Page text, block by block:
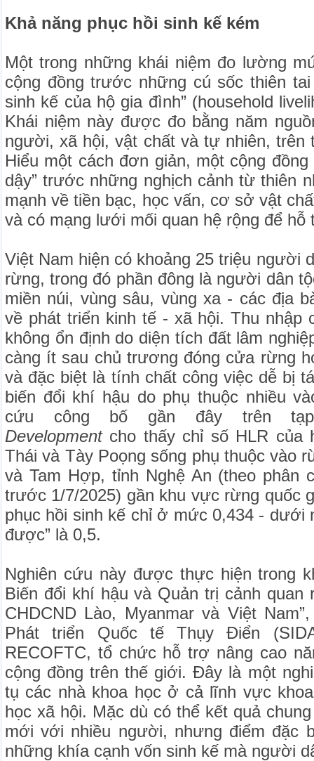
Khả năng phục hồi sinh kế kém
Một trong những khái niệm đo lường
cộng đồng trước những cú sốc thiên
sinh kế của hộ gia đình” (household
Khái niệm này được đo bằng năm
người, xã hội, vật chất và tự nhiên, trên
Hiểu một cách đơn giản, một cộng đồng
dậy” trước những nghịch cảnh từ thiên
mạnh về tiền bạc, học vấn, cơ sở vật
và có mạng lưới mối quan hệ rộng để hỗ
Việt Nam hiện có khoảng 25 triệu người
rừng, trong đó phần đông là người dân
miền núi, vùng sâu, vùng xa - các địa
về phát triển kinh tế - xã hội. Thu nhập
không ổn định do diện tích đất lâm
càng ít sau chủ trương đóng cửa rừng
và đặc biệt là tính chất công việc dễ bị
biến đổi khí hậu do phụ thuộc nhiều
cứu công bố gần đây trên
Development cho thấy chỉ số HLR của
Thái và Tày Poọng sống phụ thuộc vào
và Tam Hợp, tỉnh Nghệ An (theo phân
trước 1/7/2025) gần khu vực rừng quốc
phục hồi sinh kế chỉ ở mức 0,434 - dưới
được” là 0,5.
Nghiên cứu này được thực hiện trong
Biến đổi khí hậu và Quản trị cảnh
CHDCND Lào, Myanmar và Việt
Phát triển Quốc tế Thụy Điển
RECOFTC, tổ chức hỗ trợ nâng cao
cộng đồng trên thế giới. Đây là một
tụ các nhà khoa học ở cả lĩnh vực
học xã hội. Mặc dù có thể kết quả
mới với nhiều người, nhưng điểm đặc
những khía cạnh vốn sinh kế mà người